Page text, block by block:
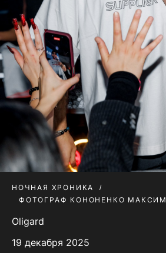
НОЧНАЯ ХРОНИКА
ФОТОГРАФ КОНОНЕНКО МАКСИМ
Oligard
19 декабря 2025